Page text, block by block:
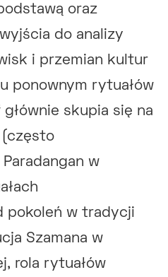
oraz
do analizy
i przemian kultur
ponownym rytuałów
skupia się na
(często
w
pokoleń w tradycji
Szamana w
rola rytuałów